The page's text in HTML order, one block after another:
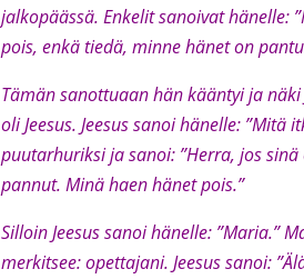
jalkopäässä. Enkelit sanoivat hänelle:
pois, enkä tiedä, minne hänet on
Tämän sanottuaan hän kääntyi ja
oli Jeesus. Jeesus sanoi hänelle: ”Mitä
puutarhuriksi ja sanoi: ”Herra, jos
pannut. Minä haen hänet pois.”
Silloin Jeesus sanoi hänelle: ”Maria.”
merkitsee: opettajani. Jeesus sanoi: